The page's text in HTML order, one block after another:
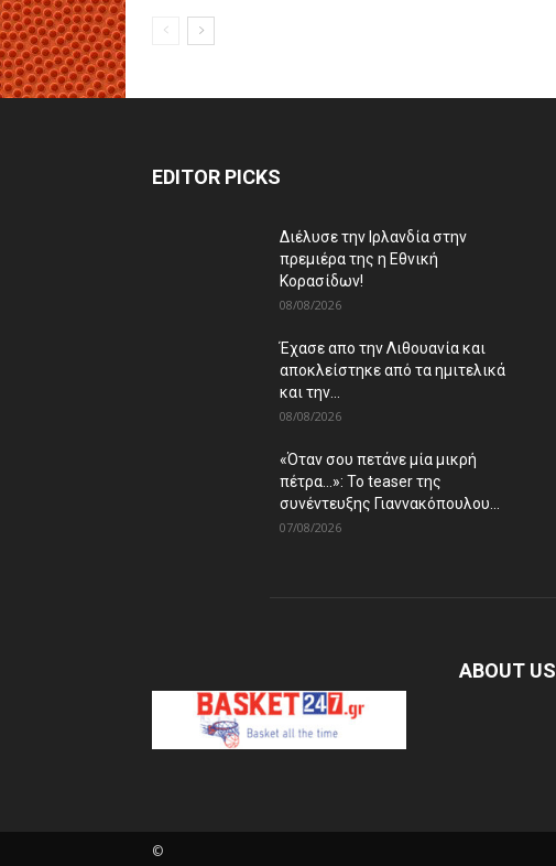
EDITOR PICKS
Διέλυσε την Ιρλανδία στην
πρεμιέρα της η Εθνική
Κορασίδων!
08/08/2026
Έχασε απο την Λιθουανία και
αποκλείστηκε από τα ημιτελικά
και την...
08/08/2026
«Όταν σου πετάνε μία μικρή
πέτρα…»: Το teaser της
συνέντευξης Γιαννακόπουλου...
07/08/2026
ABOUT US
©